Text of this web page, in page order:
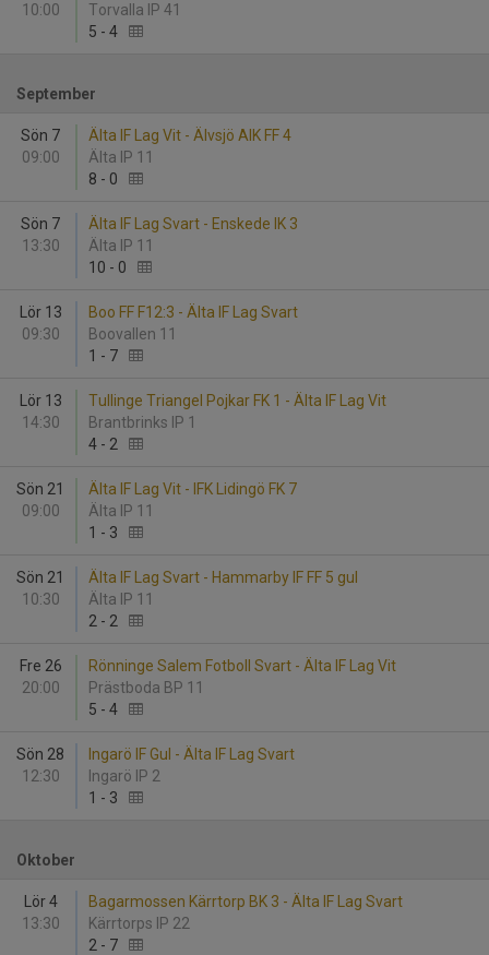
10:00
Torvalla IP 41
5 - 4
September
Sön 7
09:00
Älta IF Lag Vit - Älvsjö AIK FF 4
Älta IP 11
8 - 0
Sön 7
13:30
Älta IF Lag Svart - Enskede IK 3
Älta IP 11
10 - 0
Lör 13
09:30
Boo FF F12:3 - Älta IF Lag Svart
Boovallen 11
1 - 7
Lör 13
14:30
Tullinge Triangel Pojkar FK 1 - Älta IF Lag Vit
Brantbrinks IP 1
4 - 2
Sön 21
09:00
Älta IF Lag Vit - IFK Lidingö FK 7
Älta IP 11
1 - 3
Sön 21
10:30
Älta IF Lag Svart - Hammarby IF FF 5 gul
Älta IP 11
2 - 2
Fre 26
20:00
Rönninge Salem Fotboll Svart - Älta IF Lag Vit
Prästboda BP 11
5 - 4
Sön 28
12:30
Ingarö IF Gul - Älta IF Lag Svart
Ingarö IP 2
1 - 3
Oktober
Lör 4
13:30
Bagarmossen Kärrtorp BK 3 - Älta IF Lag Svart
Kärrtorps IP 22
2 - 7